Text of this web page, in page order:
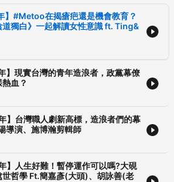
】#Metoo在揭瘡疤還是機會教育？
道獨白》一起解讀女性意識 ft. Ting&
】現實台灣的青年造浪者，政黨幕僚
血？
】台灣職人劇新高標，造浪者們的幕
導演、施博瀚剪輯師
】人生好難！暫停運作可以嗎?大硯
世哲學 Ft.簡嘉彥(大頭)、胡詠善(老